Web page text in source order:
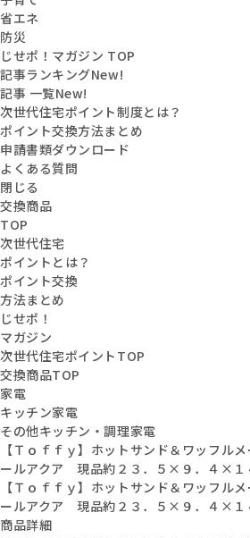
省エネ
防災
じせポ！マガジン TOP
記事ランキングNew!
記事 一覧New!
次世代住宅ポイント制度とは？
ポイント交換方法まとめ
申請書類ダウンロード
よくある質問
閉じる
交換商品
TOP
次世代住宅
ポイントとは？
ポイント交換
方法まとめ
じせポ！
マガジン
次世代住宅ポイントTOP
交換商品TOP
家電
キッチン家電
その他キッチン・調理家電
【Ｔｏｆｆｙ】ホットサンド＆ワッフル
ールアクア 現品約２３．５×９．４×１
【Ｔｏｆｆｙ】ホットサンド＆ワッフル
ールアクア 現品約２３．５×９．４×１
商品詳細